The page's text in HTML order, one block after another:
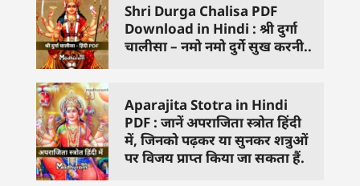
Shri Durga Chalisa PDF
Download in Hindi : श्री दुर्गा
चालीसा – नमो नमो दुर्गे सुख करनी..
Aparajita Stotra in Hindi
PDF : जानें अपराजिता स्त्रोत हिंदी
में, जिनको पढ़कर या सुनकर शत्रुओं
पर विजय प्राप्त किया जा सकता हैं.